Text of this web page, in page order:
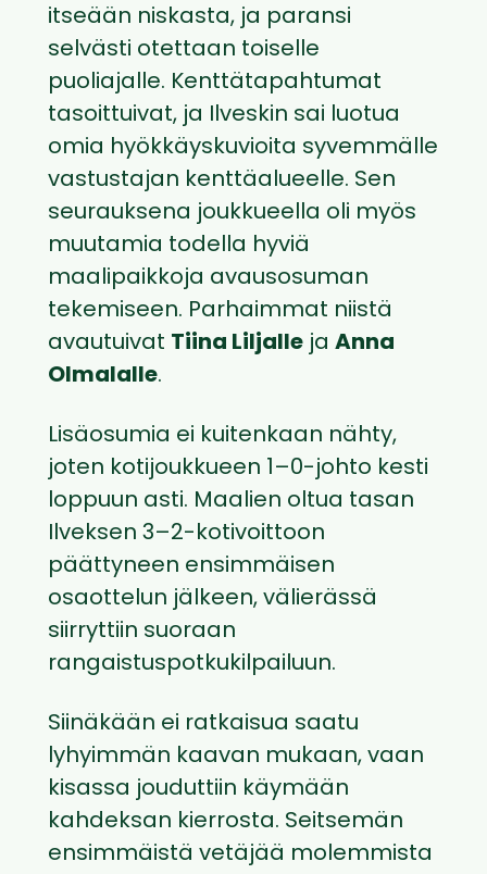
itseään niskasta, ja paransi
selvästi otettaan toiselle
puoliajalle. Kenttätapahtumat
tasoittuivat, ja Ilveskin sai luotua
omia hyökkäyskuvioita syvemmälle
vastustajan kenttäalueelle. Sen
seurauksena joukkueella oli myös
muutamia todella hyviä
maalipaikkoja avausosuman
tekemiseen. Parhaimmat niistä
avautuivat Tiina Liljalle ja Anna
Olmalalle.
Lisäosumia ei kuitenkaan nähty,
joten kotijoukkueen 1–0-johto kesti
loppuun asti. Maalien oltua tasan
Ilveksen 3–2-kotivoittoon
päättyneen ensimmäisen
osaottelun jälkeen, välierässä
siirryttiin suoraan
rangaistuspotkukilpailuun.
Siinäkään ei ratkaisua saatu
lyhyimmän kaavan mukaan, vaan
kisassa jouduttiin käymään
kahdeksan kierrosta. Seitsemän
ensimmäistä vetäjää molemmista